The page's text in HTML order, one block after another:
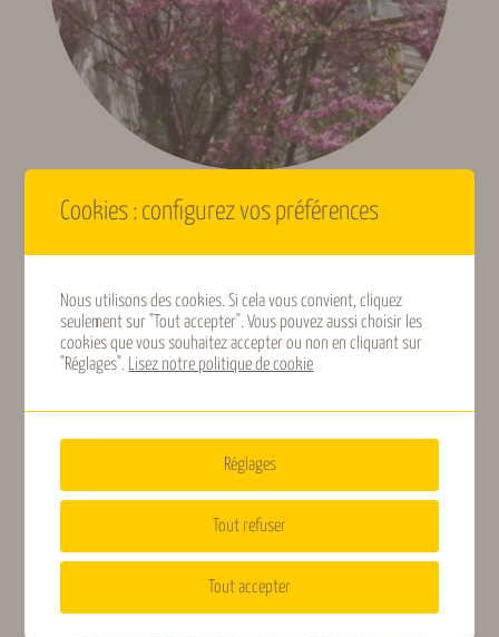
Floraison (Gard,
indicative)
Avril, Mai, Juin
Fructification
(Gard,
indicative)
Juillet, Août
Type de fruits
sauvages, Fruits des
Intérêt
Mellifère, Nectarifère,
Ornementale
Origine
Rustique (-10 à -20 °C)
Type de sols
Arbre de Judée
Lire la suite
Cookies : configurez vos préférences
Nous utilisons des cookies. Si cela vous convient, cliquez
seulement sur "Tout accepter". Vous pouvez aussi choisir les
cookies que vous souhaitez accepter ou non en cliquant sur
"Réglages".
Lisez notre politique de cookie
Réglages
Tout refuser
Tout accepter